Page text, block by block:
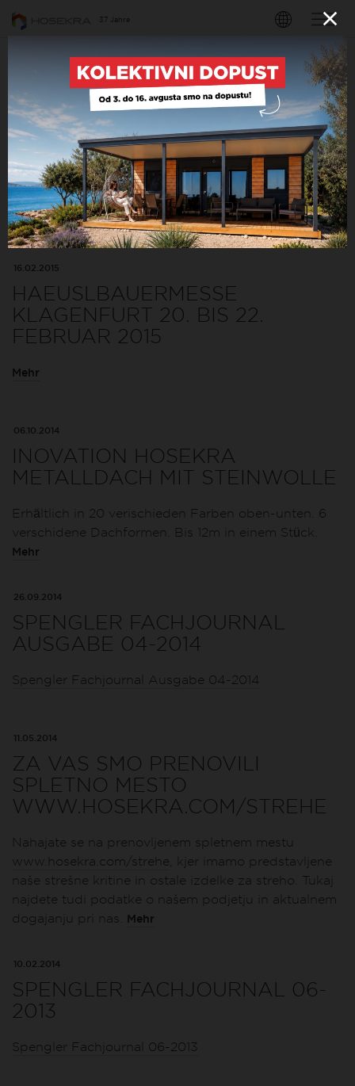
37 Jahre
NACHRICHTEN
16.02.2015
SPENGLER FACHJOURNAL
01/2015
Spengler Fachjournal 01/2015
16.02.2015
HAEUSLBAUERMESSE
KLAGENFURT 20. BIS 22.
FEBRUAR 2015
Mehr
06.10.2014
INOVATION HOSEKRA
METALLDACH MIT STEINWOLLE
Erhältlich in 20 verischieden Farben oben-unten. 6
verschidene Dachformen. Bis 12m in einem Stück.
Mehr
26.09.2014
SPENGLER FACHJOURNAL
AUSGABE 04-2014
Spengler Fachjournal Ausgabe 04-2014
11.05.2014
ZA VAS SMO PRENOVILI
SPLETNO MESTO
WWW.HOSEKRA.COM/STREHE
Nahajate se na prenovljenem spletnem mestu
www.hosekra.com/strehe , kjer imamo predstavljene
naše strešne kritine in ostale izdelke za streho. Tukaj
najdete tudi podatke o našem podjetju in aktualnem
dogajanju pri nas.
Mehr
10.02.2014
SPENGLER FACHJOURNAL 06-
2013
Spengler Fachjournal 06-2013